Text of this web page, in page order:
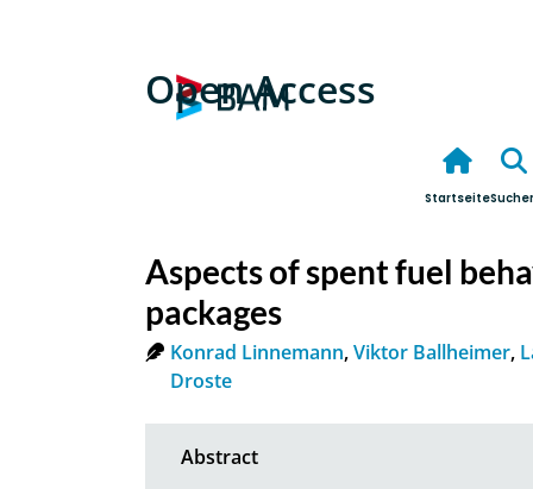
Open Access
Startseite
Aspects of spent fuel
packages
Konrad Linnemann,Viktor Ballheimer,
Droste